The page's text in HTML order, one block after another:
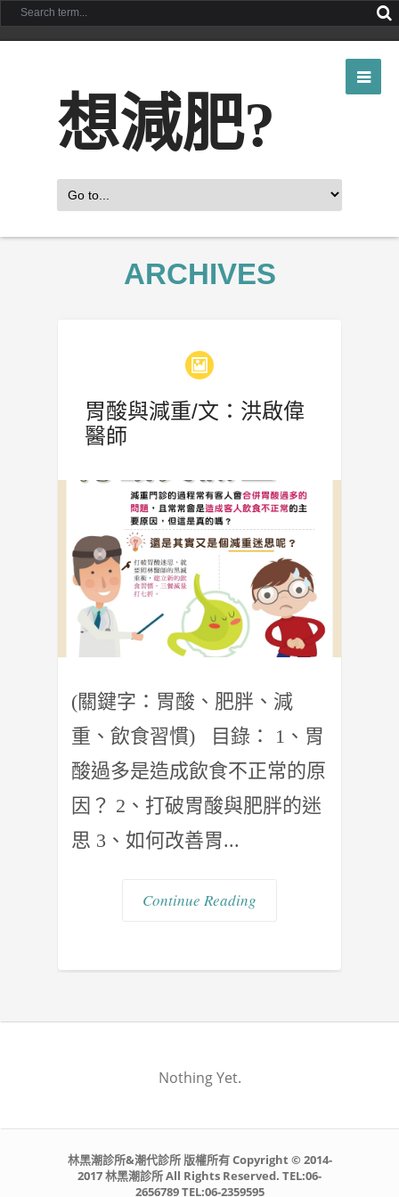
想減肥?
ARCHIVES
胃酸與減重/文：洪啟偉
醫師
(關鍵字：胃酸、肥胖、減
重、飲食習慣) 目錄： 1、胃
酸過多是造成飲食不正常的原
因？ 2、打破胃酸與肥胖的迷
思 3、如何改善胃...
Continue Reading
Nothing Yet.
林黑潮診所&潮代診所 版權所有 Copyright © 2014-
2017 林黑潮診所 All Rights Reserved. TEL:06-
2656789 TEL:06-2359595